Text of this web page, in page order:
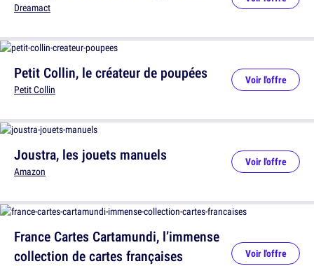
Petit Collin, le créateur de poupées
Petit Collin
Voir l'offre
France Cartes Cartamundi, l’immense
collection de cartes françaises
Voir l'offre
Dreamact
Joustra, les jouets manuels
Amazon
Voir l'offre